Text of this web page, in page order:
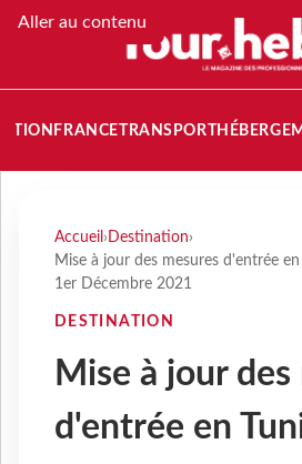
Aller au contenu
FRANCETRANSPORT
Accueil › Destination›
Mise à jour des mesures d'entrée
1er Décembre 2021
DESTINATION
Mise à jour des
d'entrée en